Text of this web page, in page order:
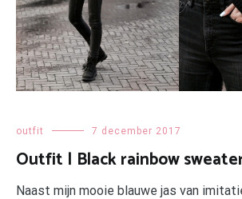
outfit 7 december 2017
Outfit | Black rainbow
Naast mijn mooie blauwe jas van